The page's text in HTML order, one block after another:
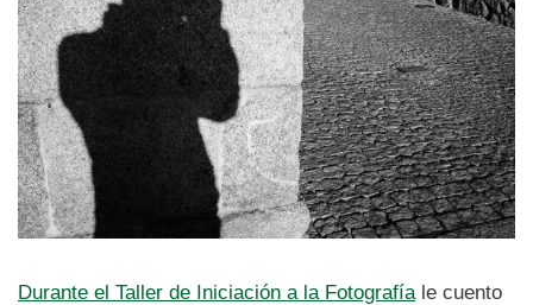
Durante el Taller de Iniciación a la Fotografía le cuento